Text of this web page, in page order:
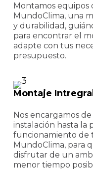
Montamos equipos
MundoClima, una
y durabilidad,
para encontrar el
adapte con tus
presupuesto.
Montaje Intregral
Nos encargamos
instalación hasta la
funcionamiento de
MundoClima, para
disfrutar de un
menor tiempo